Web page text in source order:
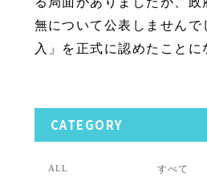
無について公表しませんで
入」を正式に認めたことに
CATEGORY
ALL すべて